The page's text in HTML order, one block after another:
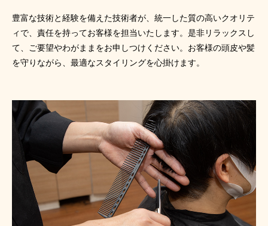
豊富な技術と経験を備えた技術者が、統一した質の高いクオリテ
ィで、責任を持ってお客様を担当いたします。是非リラックスし
て、ご要望やわがままをお申しつけください。お客様の頭皮や髪
を守りながら、最適なスタイリングを心掛けます。